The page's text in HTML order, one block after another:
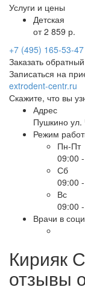
Услуги и цены
Детская
от 2 859 р.
+7 (495) 165-53-47
Заказать
Записаться на
extrodent-centr.ru
Скажите, что вы
Адрес
Пушкино ул.
Режим
Пн-Пт
09:00
Сб
09:00
Вс
09:00
Врачи в
Кирияк
отзывы